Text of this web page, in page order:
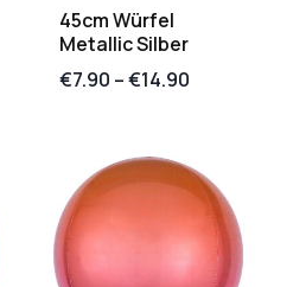
45cm Würfel
Metallic Silber
€7.90 –€14.90